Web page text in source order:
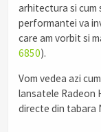
arhitectura si cum
performantei va
care am vorbit si
6850).
Vom vedea azi
lansatele Radeon
directe din tabara